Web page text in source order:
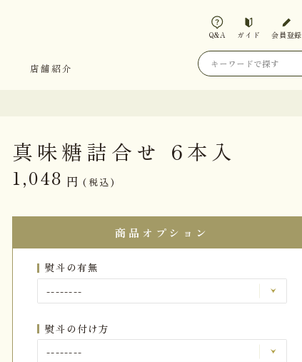
店舗紹介
Q&A ガイド 会員登録
真味糖詰合せ 6本入
1,048 円 (税込)
商品オプション
熨斗の有無
熨斗の付け方